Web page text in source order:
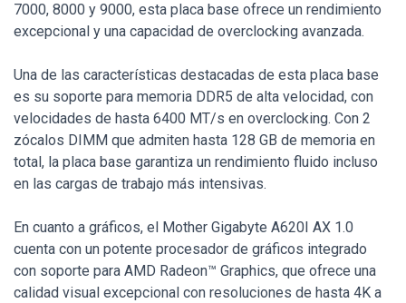
7000, 8000 y 9000, esta placa base ofrece un rendimiento
excepcional y una capacidad de overclocking avanzada.
Una de las características destacadas de esta placa base
es su soporte para memoria DDR5 de alta velocidad, con
velocidades de hasta 6400 MT/s en overclocking. Con 2
zócalos DIMM que admiten hasta 128 GB de memoria en
total, la placa base garantiza un rendimiento fluido incluso
en las cargas de trabajo más intensivas.
En cuanto a gráficos, el Mother Gigabyte A620I AX 1.0
cuenta con un potente procesador de gráficos integrado
con soporte para AMD Radeon™ Graphics, que ofrece una
calidad visual excepcional con resoluciones de hasta 4K a